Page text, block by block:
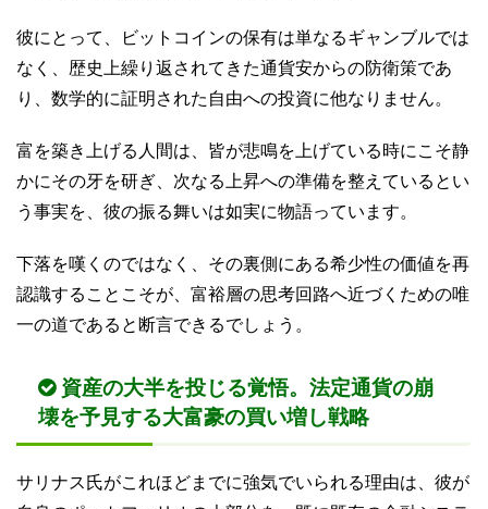
彼にとって、ビットコインの保有は単なるギャンブルでは
なく、歴史上繰り返されてきた通貨安からの防衛策であ
り、数学的に証明された自由への投資に他なりません。
富を築き上げる人間は、皆が悲鳴を上げている時にこそ静
かにその牙を研ぎ、次なる上昇への準備を整えているとい
う事実を、彼の振る舞いは如実に物語っています。
下落を嘆くのではなく、その裏側にある希少性の価値を再
認識することこそが、富裕層の思考回路へ近づくための唯
一の道であると断言できるでしょう。
資産の大半を投じる覚悟。法定通貨の崩
壊を予見する大富豪の買い増し戦略
サリナス氏がこれほどまでに強気でいられる理由は、彼が